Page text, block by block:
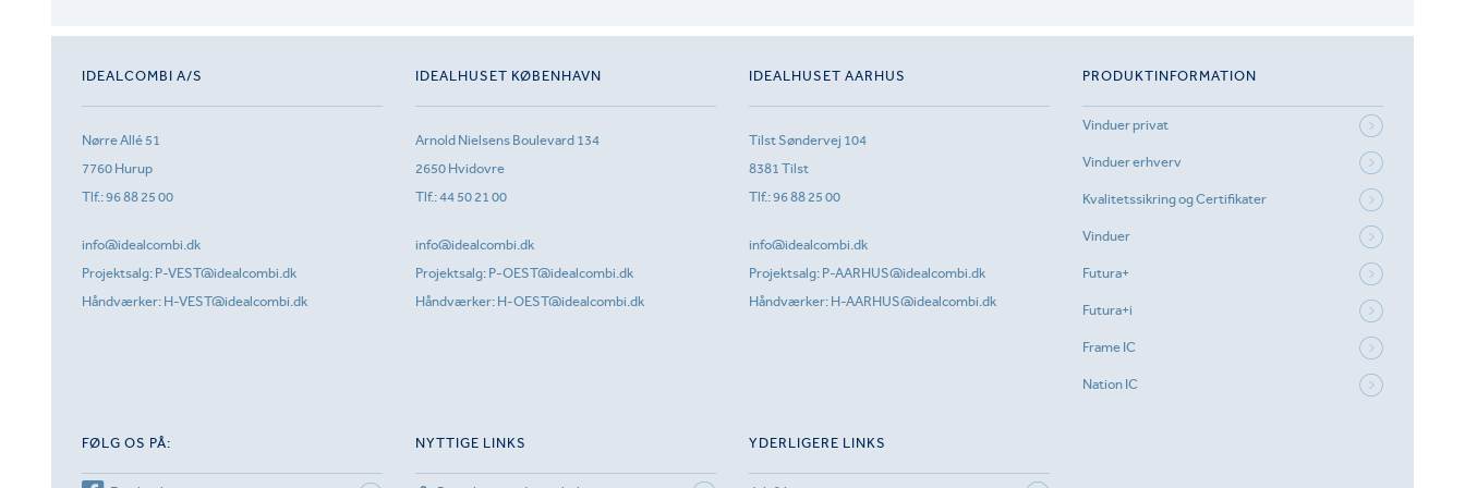
IDEALCOMBI A/S
Nørre Allé 51
7760 Hurup
Tlf.:96 88 25 00
info@idealcombi.dk
Projektsalg: P-VEST@idealcombi.dk
Håndværker: H-VEST@idealcombi.dk
IDEALHUSET KØBENHAVN
Arnold Nielsens Boulevard 134
2650 Hvidovre
Tlf.:44 50 21 00
info@idealcombi.dk
Projektsalg: P-OEST@idealcombi.dk
Håndværker: H-OEST@idealcombi.dk
IDEALHUSET AARHUS
Tilst Søndervej 104
8381 Tilst
Tlf.:96 88 25 00
info@idealcombi.dk
Projektsalg: P-AARHUS@idealcombi.dk
Håndværker: H-AARHUS@idealcombi.dk
PRODUKTINFORMATION
Vinduer privat
Vinduer erhverv
Kvalitetssikring og Certifikater
Vinduer
Futura+
Futura+i
Frame IC
Nation IC
FØLG OS PÅ: NYTTIGE LINKS YDERLIGERE LINKS